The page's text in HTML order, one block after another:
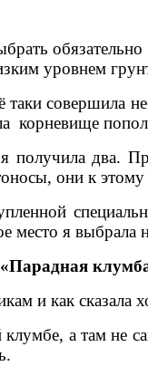
уровнем
таки совершила
корневище
получила два.
они к
место я выбрала
«Парадная
и как
а там не